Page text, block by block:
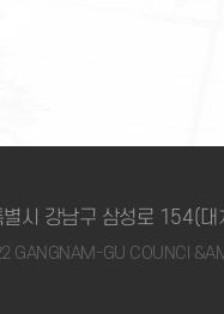
시 강남구 삼성로 154(
GANGNAM-GU COUNCI